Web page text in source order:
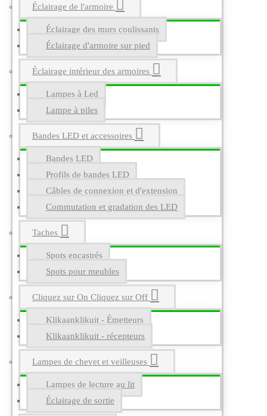
Éclairage de l'armoire
Éclairage des murs coulissants
Éclairage d'armoire sur pied
Éclairage intérieur des armoires
Lampes à Led
Lampe à piles
Bandes LED et accessoires
Bandes LED
Profils de bandes LED
Câbles de connexion et d'extension
Commutation et gradation des LED
Taches
Spots encastrés
Spots pour meubles
Cliquez sur On Cliquez sur Off
Klikaanklikuit - Émetteurs
Klikaanklikuit - récepteurs
Lampes de chevet et veilleuses
Lampes de lecture au lit
Éclairage de sortie